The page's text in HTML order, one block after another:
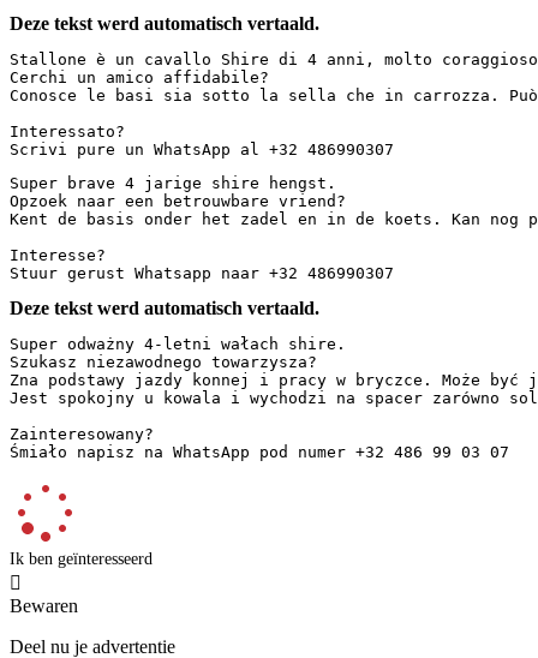
Deze tekst werd automatisch vertaald.
Stallone è un cavallo Shire di 4 anni, molto
Cerchi un amico affidabile?
Conosce le basi sia sotto la sella che in carrozza.
Interessato?
Scrivi pure un WhatsApp al +32 486990307
Super brave 4 jarige shire hengst.
Opzoek naar een betrouwbare vriend?
Kent de basis onder het zadel en in de koets. Kan
Interesse?
Stuur gerust Whatsapp naar +32 486990307
Deze tekst werd automatisch vertaald.
Super odważny 4-letni wałach shire.
Szukasz niezawodnego towarzysza?
Zna podstawy jazdy konnej i pracy w bryczce. Może
Jest spokojny u kowala i wychodzi na spacer
Zainteresowany?
Śmiało napisz na WhatsApp pod numer +32 486 99 03 07
Ik ben geïnteresseerd

Bewaren
Deel nu je advertentie